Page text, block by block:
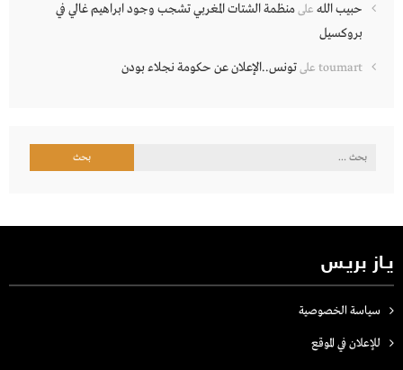
حبيب الله علىمنظمة الشتات المغربي تشجب وجود ابراهيم غالي في
بروكسيل
toumart علىتونس..الإعلان عن حكومة نجلاء بودن
البحث
يـاز بريـس
سياسة الخصوصية
للإعلان في الموقع